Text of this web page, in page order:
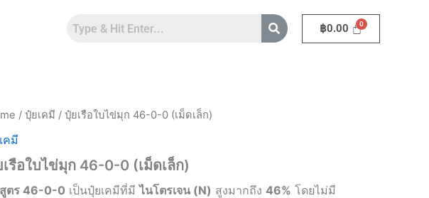
฿0.00
/ ปุ๋ยเคมี / ปุ๋ยเรือใบไข่มุก 46-0-0 (เม็ดเล็ก)
คมี
รือใบไข่มุก 46-0-0 (เม็ดเล็ก)
ตร 46-0-0 เป็นปุ๋ยเคมีที่มีไนโตรเจน (N) สูงมากถึง 46% โดยไม่มี